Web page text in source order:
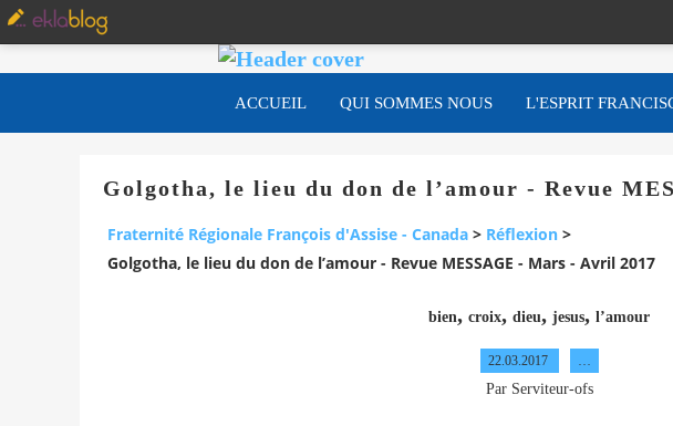
ACCUEIL QUI SOMMES NOUS L'ESPRIT
Golgotha, le lieu du don de l’amour - Revue
Fraternité Régionale François d'Assise - Canada > Réflexion >
Golgotha, le lieu du don de l’amour - Revue MESSAGE - Mars - Avril 2017
bien, croix, dieu, jesus, l’amour
22.03.2017
Par Serviteur-ofs